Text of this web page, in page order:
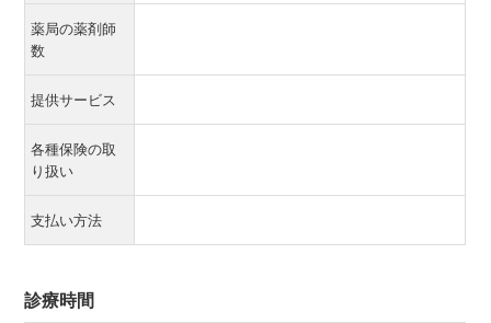
薬局の薬剤師
数
提供サービス
各種保険の取
り扱い
支払い方法
診療時間